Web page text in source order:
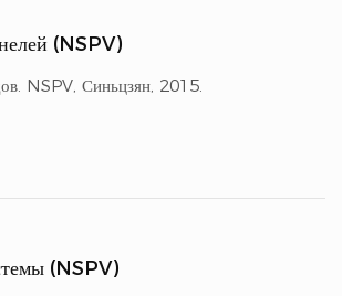
(NSPV)
NSPV, Синьцзян, 2015.
(NSPV)